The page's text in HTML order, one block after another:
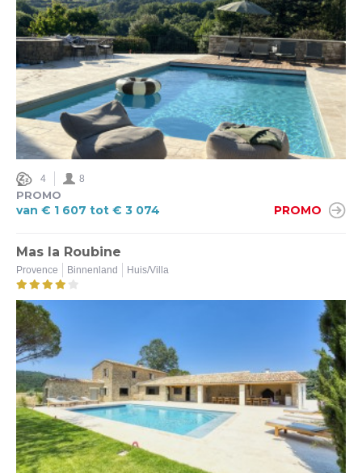
4 8
PROMO
van € 1 607 tot € 3 074 PROMO
Mas la Roubine
Provence Binnenland Huis/Villa